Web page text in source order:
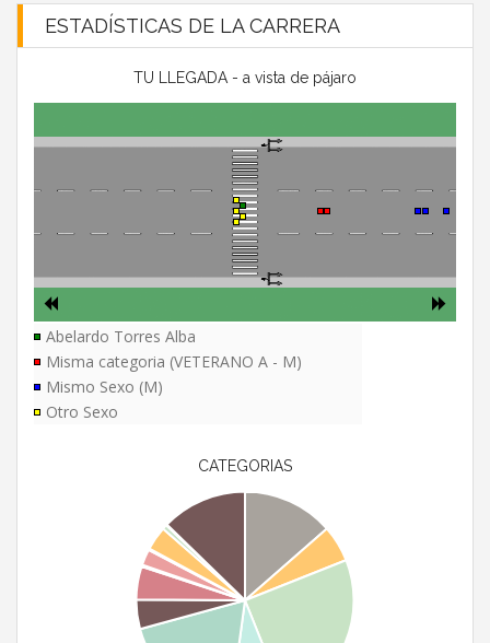
ESTADÍSTICAS DE LA CARRERA
TU LLEGADA - a vista de pájaro
Abelardo Torres Alba
Misma categoria (VETERANO A - M)
Mismo Sexo (M)
Otro Sexo
CATEGORIAS